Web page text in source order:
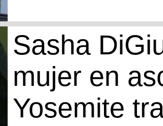
Sasha
mujer en
Yosemite